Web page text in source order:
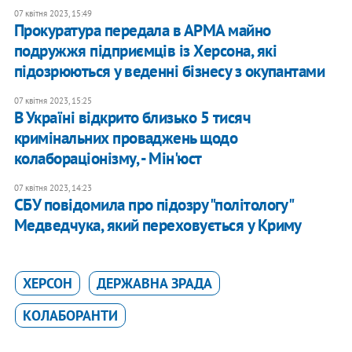
07 квітня 2023, 15:49
Прокуратура передала в АРМА майно
подружжя підприємців із Херсона, які
підозрюються у веденні бізнесу з окупантами
07 квітня 2023, 15:25
В Україні відкрито близько 5 тисяч
кримінальних проваджень щодо
колабораціонізму, - Мін'юст
07 квітня 2023, 14:23
СБУ повідомила про підозру "політологу"
Медведчука, який переховується у Криму
ХЕРСОН
ДЕРЖАВНА ЗРАДА
КОЛАБОРАНТИ